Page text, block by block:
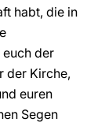
habt, die in
der
der Kirche,
euren
Segen